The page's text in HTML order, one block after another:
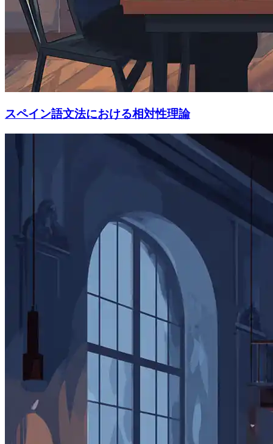
スペイン語文法における相対性理論